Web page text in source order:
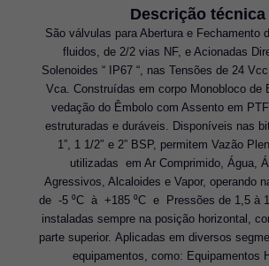
Descrição técnica
São válvulas para Abertura e Fechamento
fluidos, de 2/2 vias NF, e Acionadas
Solenoides “ IP67 “, nas Tensões de 24
Vca. Construídas em corpo Monobloco de
vedação do Êmbolo com Assento em
estruturadas e duráveis. Disponíveis nas
1”, 1 1/2″ e 2” BSP, permitem Vazão
utilizadas em Ar Comprimido, Água,
Agressivos, Alcaloides e Vapor, operando
de -5 ⁰C à +185 ⁰C e Pressões de 1,5 à
instaladas sempre na posição horizontal,
parte superior. Aplicadas em diversos
equipamentos, como: Equipamentos